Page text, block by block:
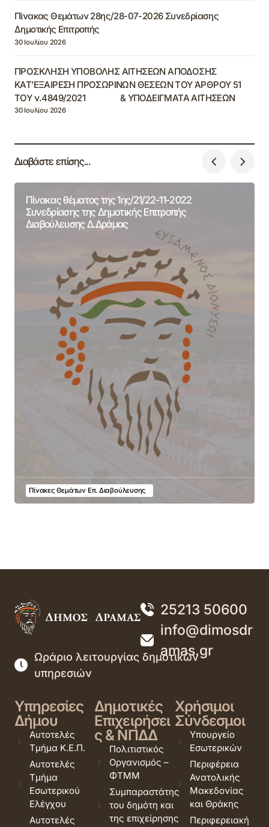
Πίνακας Θεμάτων 28ης/28-07-2026 Συνεδρίασης
Δημοτικής Επιτροπής
30 Ιουλίου 2026
ΠΡΟΣΚΛΗΣΗ ΥΠΟΒΟΛΗΣ ΑΙΤΗΣΕΩΝ ΑΠΟΔΟΣΗΣ
ΚΑΤ’ΕΞΑΙΡΕΣΗ ΠΡΟΣΩΡΙΝΩΝ ΘΕΣΕΩΝ ΤΟΥ ΆΡΘΡΟΥ 51
ΤΟΥ ν.4849/2021 & ΥΠΟΔΕΙΓΜΑΤΑ ΑΙΤΗΣΕΩΝ
30 Ιουλίου 2026
Διαβάστε επίσης...
Πίνακας θέματος της 1ης/21/22-11-2022
Συνεδρίασης της Δημοτικής Επιτροπής
Διαβούλευσης Δ.Δράμας
Πίνακες Θεμάτων Επ. Διαβούλευσης
25213 50600
info@dimosdr
amas.gr
Ωράριο λειτουργίας δημοτικών
υπηρεσιών
Υπηρεσίες
Δήμου
Αυτοτελές
Τμήμα Κ.Ε.Π.
Αυτοτελές
Τμήμα
Εσωτερικού
Ελέγχου
Αυτοτελές
Δημοτικές
Επιχειρήσει
ς & ΝΠΔΔ
Πολιτιστικός
Οργανισμός –
ΦΤΜΜ
Συμπαραστάτης
του δημότη και
της επιχείρησης
Χρήσιμοι
Σύνδεσμοι
Υπουργείο
Εσωτερικών
Περιφέρεια
Ανατολικής
Μακεδονίας
και Θράκης
Περιφερειακή